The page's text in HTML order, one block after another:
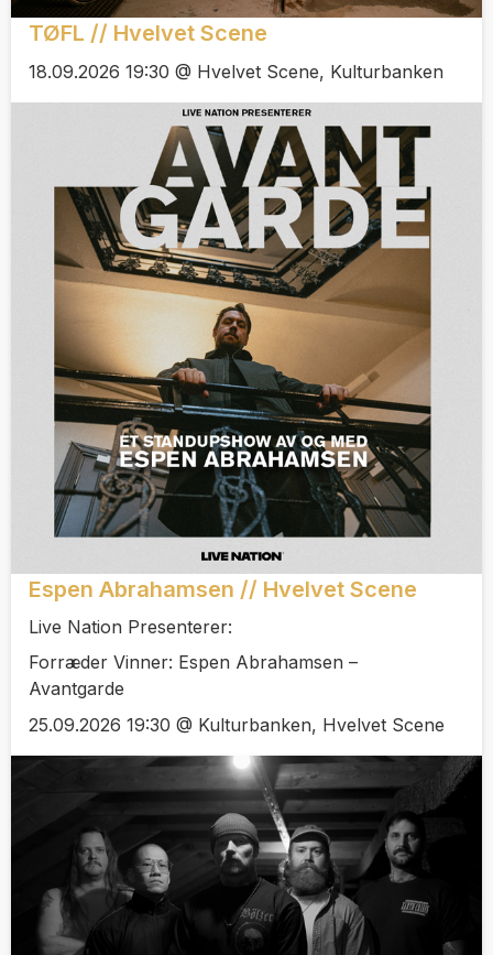
TØFL // Hvelvet Scene
18.09.2026 19:30 @ Hvelvet Scene, Kulturbanken
Espen Abrahamsen // Hvelvet Scene
Live Nation Presenterer:
Forræder Vinner: Espen Abrahamsen –
Avantgarde
25.09.2026 19:30 @ Kulturbanken, Hvelvet Scene